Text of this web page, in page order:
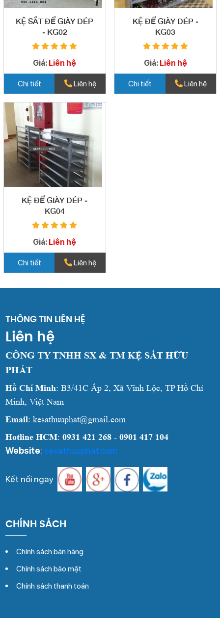
KỆ SẮT ĐỂ GIÀY DÉP
- KG02
Giá: Liên hệ
Chi tiết Liên hệ
KỆ ĐỂ GIÀY DÉP -
KG03
Giá: Liên hệ
Chi tiết Liên hệ
KỆ ĐỂ GIÀY DÉP -
KG04
Giá: Liên hệ
Chi tiết Liên hệ
THÔNG TIN LIÊN HỆ
Liên hệ
CÔNG TY TNHH SX & TM KỆ SẮT HỮU
PHÁT
Hồ Chí Minh: B3/41C Ấp 2, Xã Vĩnh Lộc, TP Hồ Chí
Minh, Việt Nam
Email: kesathuuphat@gmail.com
Hotline HCM:0931 421 268 - 0901 417 104
Website: kesathuuphat.com
Kết nối ngay
CHÍNH SÁCH
Chính sách bán hàng
Chính sách bảo mật
Chính sách thanh toán